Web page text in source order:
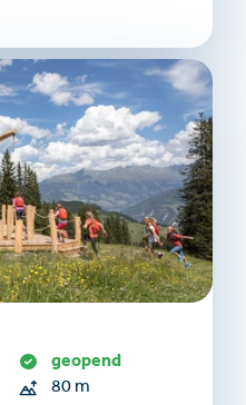
geopend
80 m